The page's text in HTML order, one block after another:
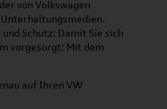
von Volkswagen
Schutz: Damit Sie sich
vorgesorgt: Mit dem
auf Ihren VW